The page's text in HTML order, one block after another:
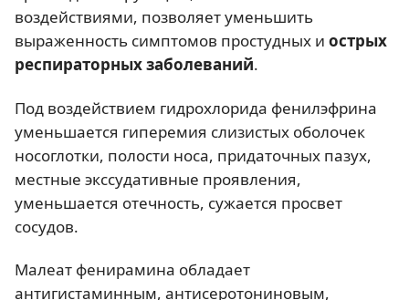
воздействиями, позволяет уменьшить
выраженность симптомов простудных и острых
респираторных заболеваний.
Под воздействием гидрохлорида фенилэфрина
уменьшается гиперемия слизистых оболочек
носоглотки, полости носа, придаточных пазух,
местные экссудативные проявления,
уменьшается отечность, сужается просвет
сосудов.
Малеат фенирамина обладает
антигистаминным, антисеротониновым,